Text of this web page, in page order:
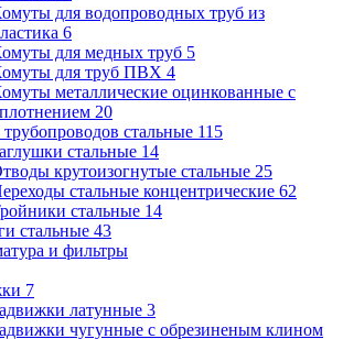
для водопроводных труб из
6
для медных труб 5
для труб ПВХ 4
металлические оцинкованные с
20
трубопроводов стальные 115
стальные 14
крутоизогнутые стальные 25
стальные концентрические 62
стальные 14
стальные 43
и фильтры
7
латунные 3
чугунные с обрезиненым клином